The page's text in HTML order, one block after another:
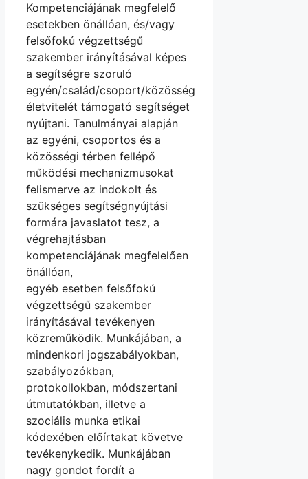
Kompetenciájának megfelelő
esetekben önállóan, és/vagy
felsőfokú végzettségű
szakember irányításával képes
a segítségre szoruló
egyén/család/csoport/közösség
életvitelét támogató segítséget
nyújtani. Tanulmányai alapján
az egyéni, csoportos és a
közösségi térben fellépő
működési mechanizmusokat
felismerve az indokolt és
szükséges segítségnyújtási
formára javaslatot tesz, a
végrehajtásban
kompetenciájának megfelelően
önállóan,
egyéb esetben felsőfokú
végzettségű szakember
irányításával tevékenyen
közreműködik. Munkájában, a
mindenkori jogszabályokban,
szabályozókban,
protokollokban, módszertani
útmutatókban, illetve a
szociális munka etikai
kódexében előírtakat követve
tevékenykedik. Munkájában
nagy gondot fordít a